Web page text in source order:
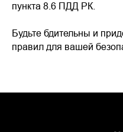
пункта 8.6 ПДД РК.
Будьте бдительны и
правил для вашей